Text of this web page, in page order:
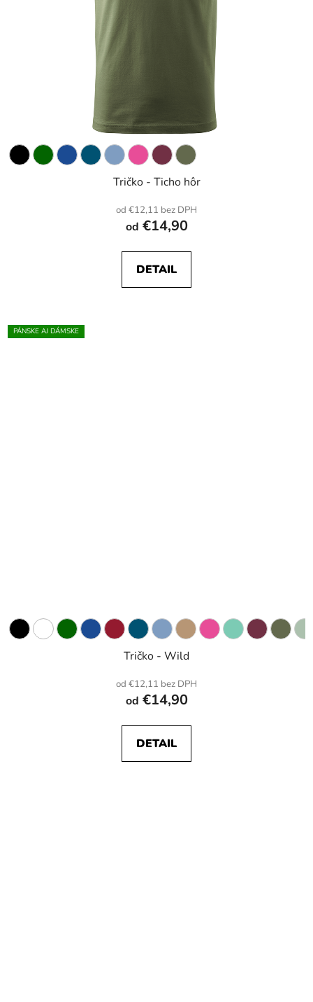
Tričko - Ticho hôr
od €12,11 bez DPH
od €14,90
DETAIL
PÁNSKE AJ DÁMSKE
Tričko - Wild
od €12,11 bez DPH
od €14,90
DETAIL